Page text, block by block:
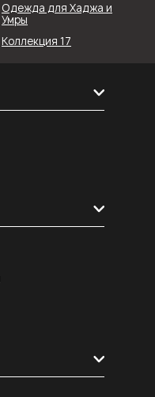
Коллекция 17
Одежда для Хаджа и
Умры